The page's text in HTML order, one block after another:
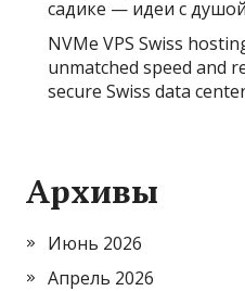
садике — идеи с
NVMe VPS Swiss
unmatched speed and
secure Swiss data
Архивы
Июнь 2026
Апрель 2026